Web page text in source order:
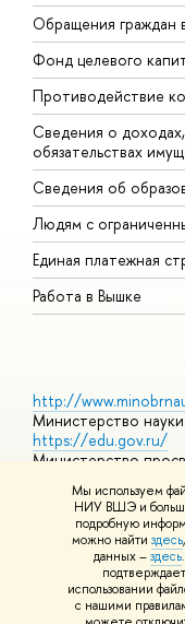
Мы используем
НИУ ВШЭ и
подробную
можно найти здесь
данных –здесь
использовании
с нашими
Обращения
Фонд целевого
Противодействие
Сведения о
обязательствах
Сведения об
Людям с
Единая платежная
Работа в Вышке
http://
Министерство
https://edu.gov.ru/
Министерство
https://
Массовые
© НИУ ВШЭ 1993–2026
использования
Шрифты HSE Sans и